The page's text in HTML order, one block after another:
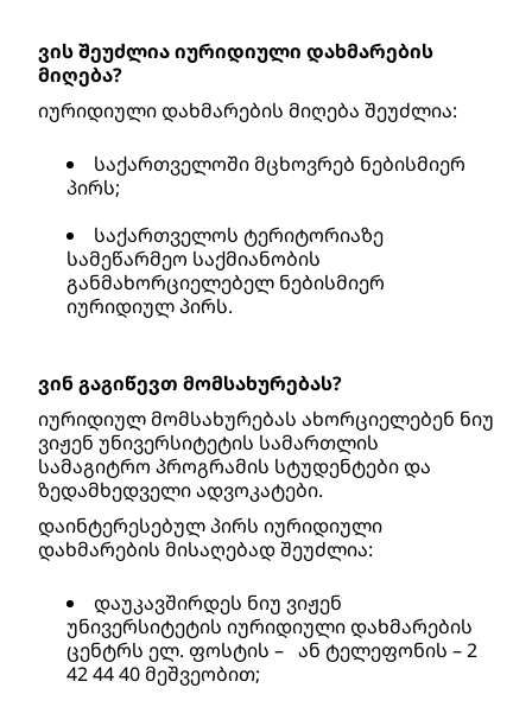
ვის შეუძლია იურიდიული დახმარების
მიღება?
იურიდიული დახმარების მიღება შეუძლია:
საქართველოში მცხოვრებ ნებისმიერ
პირს;
საქართველოს ტერიტორიაზე
სამეწარმეო საქმიანობის
განმახორციელებელ ნებისმიერ
იურიდიულ პირს.
ვინ გაგიწევთ მომსახურებას?
იურიდიულ მომსახურებას ახორციელებენ ნიუ
ვიჟენ უნივერსიტეტის სამართლის
სამაგიტრო პროგრამის სტუდენტები და
ზედამხედველი ადვოკატები.
დაინტერესებულ პირს იურიდიული
დახმარების მისაღებად შეუძლია:
დაუკავშირდეს ნიუ ვიჟენ
უნივერსიტეტის იურიდიული დახმარების
ცენტრს ელ. ფოსტის –   ან ტელეფონის – 2
42 44 40 მეშვეობით;